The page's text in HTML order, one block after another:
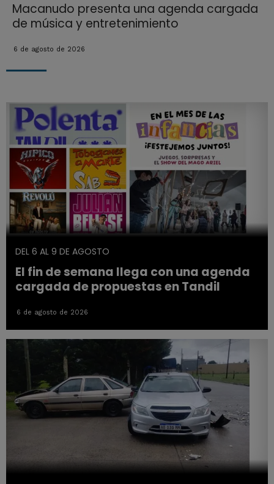
Macanudo presenta una agenda cargada
de música y entretenimiento
6 de agosto de 2026
DEL 6 AL 9 DE AGOSTO
El fin de semana llega con una agenda
cargada de propuestas en Tandil
6 de agosto de 2026